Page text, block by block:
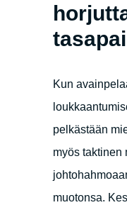
Kun
pelkästään
myös taktinen
muotonsa.